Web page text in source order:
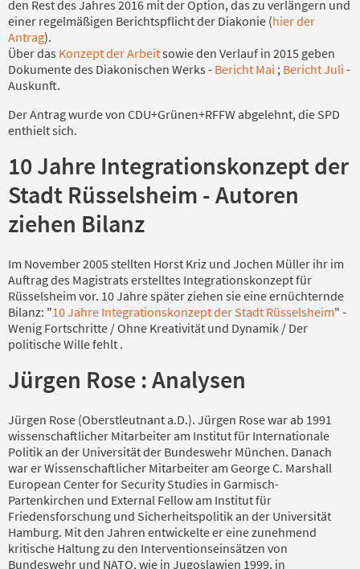
den Rest des Jahres 2016 mit der Option, das zu verlängern und
einer regelmäßigen Berichtspflicht der Diakonie (hier der
Antrag).
Über das Konzept der Arbeitsowie den Verlauf in 2015 geben
Dokumente des Diakonischen Werks - Bericht Mai ; Bericht Juli -
Auskunft.
Der Antrag wurde von CDU+Grünen+RFFW abgelehnt, die SPD
enthielt sich.
10 Jahre Integrationskonzept der
Stadt Rüsselsheim - Autoren
ziehen Bilanz
Im November 2005 stellten Horst Kriz und Jochen Müller ihr im
Auftrag des Magistrats erstelltes Integrationskonzept für
Rüsselsheim vor. 10 Jahre später ziehen sie eine ernüchternde
Bilanz: "10 Jahre Integrationskonzept der Stadt Rüsselsheim" -
Wenig Fortschritte / Ohne Kreativität und Dynamik / Der
politische Wille fehlt .
Jürgen Rose : Analysen
Jürgen Rose (Oberstleutnant a.D.). Jürgen Rose war ab 1991
wissenschaftlicher Mitarbeiter am Institut für Internationale
Politik an der Universität der Bundeswehr München. Danach
war er Wissenschaftlicher Mitarbeiter am George C. Marshall
European Center for Security Studies in Garmisch-
Partenkirchen und External Fellow am Institut für
Friedensforschung und Sicherheitspolitik an der Universität
Hamburg. Mit den Jahren entwickelte er eine zunehmend
kritische Haltung zu den Interventionseinsätzen von
Bundeswehr und NATO, wie in Jugoslawien 1999, in